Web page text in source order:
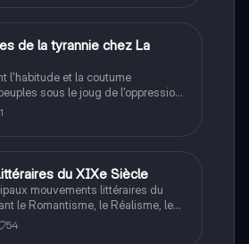
de la tyrannie chez La
l'habitude et la coutume
sous le joug de l'oppression
du XIXe Siècle
mouvements littéraires du
le Romantisme, le Réalisme, le
et le Surréalisme. Cette
les thèmes, esthétiques, procédés
54